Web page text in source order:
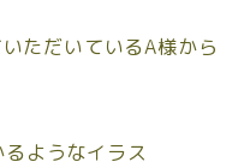
ただいているA様から
ようなイラス